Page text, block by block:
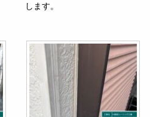
します。